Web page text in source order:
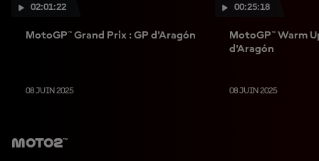
02:01:22
MotoGP™ Grand Prix : GP d'Aragón
08 JUIN 2025
00:25:18
MotoGP™ Warm
d'Aragón
08 JUIN 2025
Moto2™